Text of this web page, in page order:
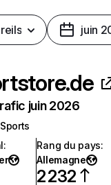
juin
juin 2026
Sports
:
Rang du pays:
Allemagne
2 232